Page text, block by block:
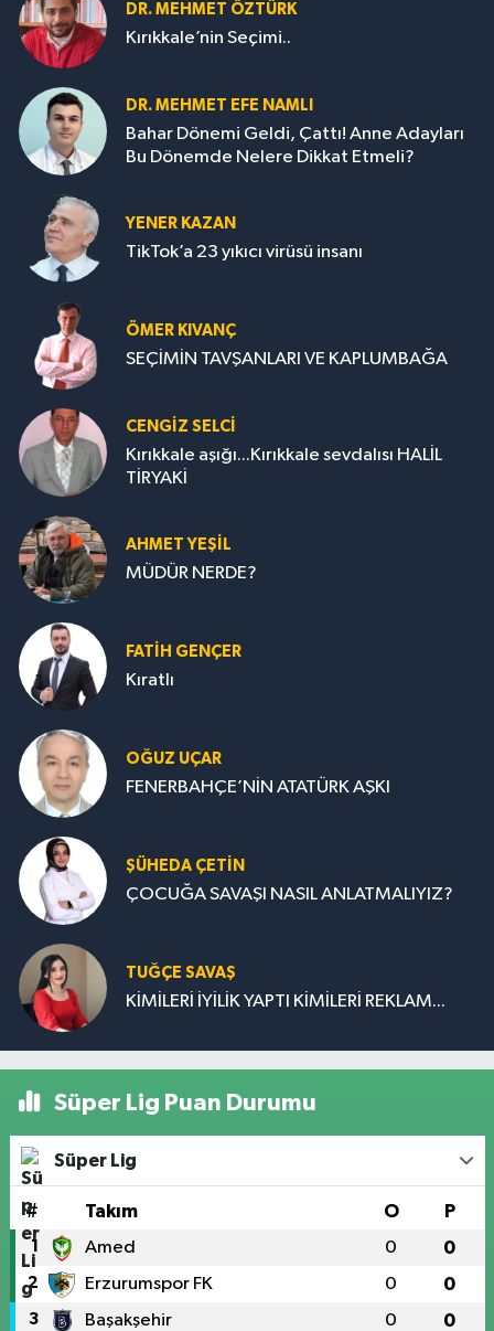
DR. MEHMET ÖZTÜRK
Kırıkkale’nin Seçimi..
DR. MEHMET EFE NAMLI
Bahar Dönemi Geldi, Çattı! Anne Adayları
Bu Dönemde Nelere Dikkat Etmeli?
YENER KAZAN
TikTok’a 23 yıkıcı virüsü insanı
ÖMER KIVANÇ
SEÇİMİN TAVŞANLARI VE KAPLUMBAĞA
CENGİZ SELCİ
Kırıkkale aşığı...Kırıkkale sevdalısı HALİL
TİRYAKİ
AHMET YEŞİL
MÜDÜR NERDE?
FATIH GENÇER
Kıratlı
OĞUZ UÇAR
FENERBAHÇE’NİN ATATÜRK AŞKI
ŞÜHEDA ÇETİN
ÇOCUĞA SAVAŞI NASIL ANLATMALIYIZ?
TUĞÇE SAVAŞ
KİMİLERİ İYİLİK YAPTI KİMİLERİ REKLAM...
Süper Lig Puan Durumu
Süper Lig
# Takım O P
1 Amed 0 0
2 Erzurumspor FK 0 0
3 Başakşehir 0 0